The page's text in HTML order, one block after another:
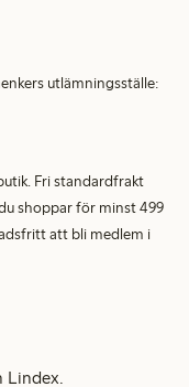
utlämningsställe:
Fri standardfrakt
shoppar för minst 499
att bli medlem i
Lindex.